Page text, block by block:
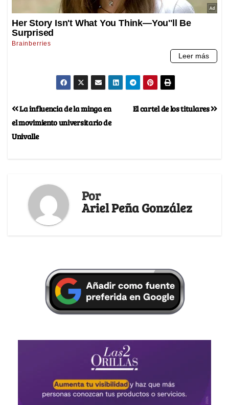
El cartel de los titulares
La influencia de la minga en
el movimiento universitario de
Univalle
Por
Ariel Peña González